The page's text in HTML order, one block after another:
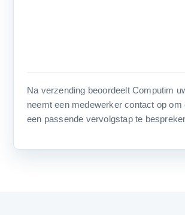
Na verzending beoordeelt Computim
neemt een medewerker contact op om
een passende vervolgstap te